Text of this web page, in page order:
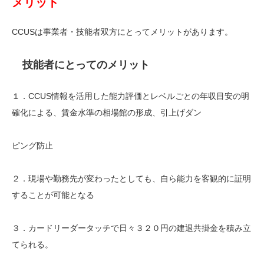
CCUSは事業者・技能者双方にとってメリットがあります。
技能者にとってのメリット
１．CCUS情報を活用した能力評価とレベルごとの年収目安の明
確化による、賃金水準の相場館の形成、引上げダン
ピング防止
２．現場や勤務先が変わったとしても、自ら能力を客観的に証明
することが可能となる
３．カードリーダータッチで日々３２０円の建退共掛金を積み立
てられる。